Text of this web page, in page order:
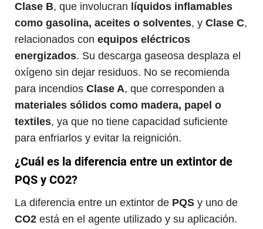
Clase B, que involucran líquidos inflamables
como gasolina, aceites o solventes, y Clase C,
relacionados con equipos eléctricos
energizados. Su descarga gaseosa desplaza el
oxígeno sin dejar residuos. No se recomienda
para incendios Clase A, que corresponden a
materiales sólidos como madera, papel o
textiles, ya que no tiene capacidad suficiente
para enfriarlos y evitar la reignición.
¿Cuál es la diferencia entre un extintor de
PQS y CO2?
La diferencia entre un extintor de PQSy uno de
CO2está en el agente utilizado y su aplicación.